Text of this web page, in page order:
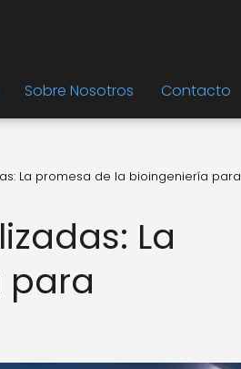
Sobre Nosotros Contacto
La promesa de la bioingeniería para
La
para